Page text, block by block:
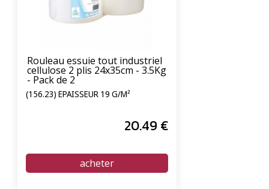
Rouleau essuie tout industriel
cellulose 2 plis 24x35cm - 3.5Kg
- Pack de 2
(156.23) ÉPAISSEUR 19 G/M²
20.49 €